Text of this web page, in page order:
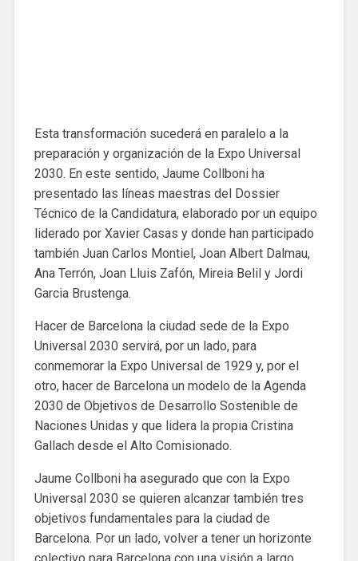
Esta transformación sucederá en paralelo a la
preparación y organización de la Expo Universal
2030. En este sentido, Jaume Collboni ha
presentado las líneas maestras del Dossier
Técnico de la Candidatura, elaborado por un equipo
liderado por Xavier Casas y donde han participado
también Juan Carlos Montiel, Joan Albert Dalmau,
Ana Terrón, Joan Lluis Zafón, Mireia Belil y Jordi
Garcia Brustenga.
Hacer de Barcelona la ciudad sede de la Expo
Universal 2030 servirá, por un lado, para
conmemorar la Expo Universal de 1929 y, por el
otro, hacer de Barcelona un modelo de la Agenda
2030 de Objetivos de Desarrollo Sostenible de
Naciones Unidas y que lidera la propia Cristina
Gallach desde el Alto Comisionado.
Jaume Collboni ha asegurado que con la Expo
Universal 2030 se quieren alcanzar también tres
objetivos fundamentales para la ciudad de
Barcelona. Por un lado, volver a tener un horizonte